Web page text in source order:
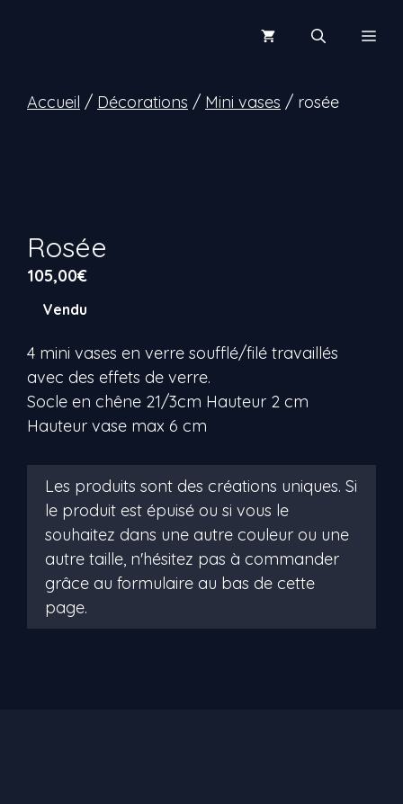
Accueil / Décorations / Mini vases / rosée
Rosée
105,00€
Vendu
4 mini vases en verre soufflé/filé travaillés
avec des effets de verre.
Socle en chêne 21/3cm Hauteur 2 cm
Hauteur vase max 6 cm